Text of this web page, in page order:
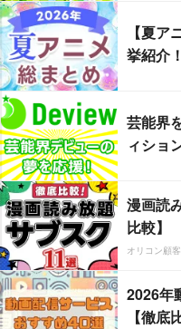
【夏
挙紹介！
芸能界
ィショ
漫画読
比較】
オリコン顧
2026年
【徹底